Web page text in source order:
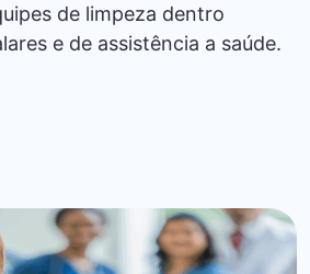
de limpeza dentro
e de assistência a saúde.